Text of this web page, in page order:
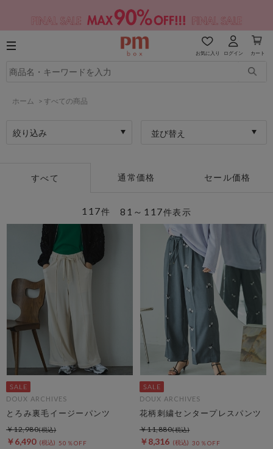
お気に入り ログイン カート
ホーム > すべての商品
絞り込み 並び替え
すべて 通常価格 セール価格
81～117件表示
117件
DOUX ARCHIVES
とろみ裏毛イージーパンツ
￥6,490 50％OFF
￥12,980
DOUX ARCHIVES
花柄刺繍センタープレスパンツ
￥8,316 30％OFF
￥11,880